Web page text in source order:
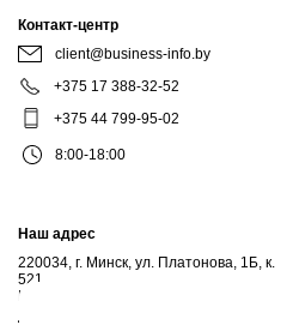
Контакт-центр
client@business-info.by
+375 17 388-32-52
+375 44 799-95-02
8:00-18:00
Наш адрес
220034, г. Минск, ул. Платонова, 1Б, к.
521
Почтовый адрес: а/я 102, 220034, г.Минск
Личный кабинет